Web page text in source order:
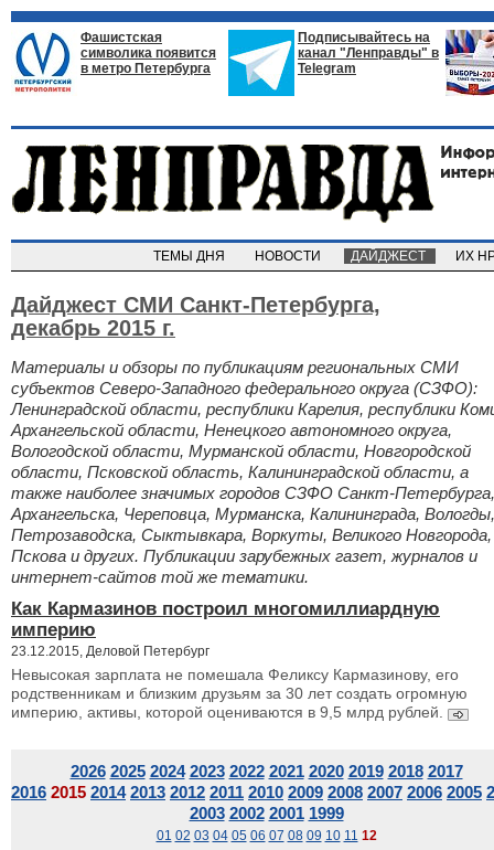
Фашистская
символика появится
в метро Петербурга
Подписывайтесь на
канал "Ленправды" в
Telegram
ТЕМЫ ДНЯ НОВОСТИ ДАЙДЖЕСТ ИХ
Дайджест СМИ Санкт-Петербурга,
декабрь 2015 г.
Материалы и обзоры по публикациям региональных СМИ
субъектов Северо-Западного федерального округа (СЗФО):
Ленинградской области, республики Карелия, республики
Архангельской области, Ненецкого автономного округа,
Вологодской области, Мурманской области, Новгородской
области, Псковской область, Калининградской области, а
также наиболее значимых городов СЗФО Санкт-Петербурга,
Архангельска, Череповца, Мурманска, Калининграда, Вологды,
Петрозаводска, Сыктывкара, Воркуты, Великого Новгорода,
Пскова и других. Публикации зарубежных газет, журналов и
интернет-сайтов той же тематики.
Как Кармазинов построил многомиллиардную
империю
23.12.2015, Деловой Петербург
Невысокая зарплата не помешала Феликсу Кармазинову, его
родственникам и близким друзьям за 30 лет создать огромную
империю, активы, которой оцениваются в 9,5 млрд рублей.
2026 2025 2024 2023 2022 2021 2020 2019 2018 2017
2016 2015 2014 2013 2012 2011 2010 2009 2008 2007 2006 2005
2003 2002 2001 1999
01 02 03 04 05 06 07 08 09 10 11 12